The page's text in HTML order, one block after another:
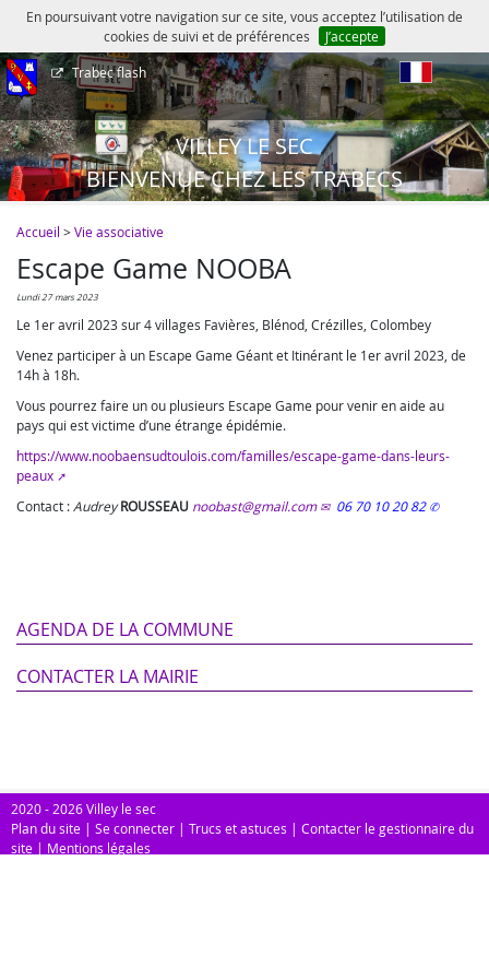
En poursuivant votre navigation sur ce site, vous acceptez l’utilisation de
cookies de suivi et de préférences
J’accepte
Trabec flash
VILLEY LE SEC
BIENVENUE CHEZ LES TRABECS
Accueil >Vie associative
Escape Game NOOBA
lundi 27 mars 2023
Le 1er avril 2023 sur 4 villages Favières, Blénod, Crézilles, Colombey
Venez participer à un Escape Game Géant et Itinérant le 1er avril 2023, de
14h à 18h.
Vous pourrez faire un ou plusieurs Escape Game pour venir en aide au
pays qui est victime d’une étrange épidémie.
https://www.noobaensudtoulois.com/familles/escape-game-dans-leurs-
peaux
Contact : Audrey ROUSSEAU noobast@gmail.com 06 70 10 20 82
AGENDA DE LA COMMUNE
CONTACTER LA MAIRIE
2020 - 2026 Villey le sec
Plan du site | Se connecter | Trucs et astuces | Contacter le gestionnaire du
site | Mentions légales